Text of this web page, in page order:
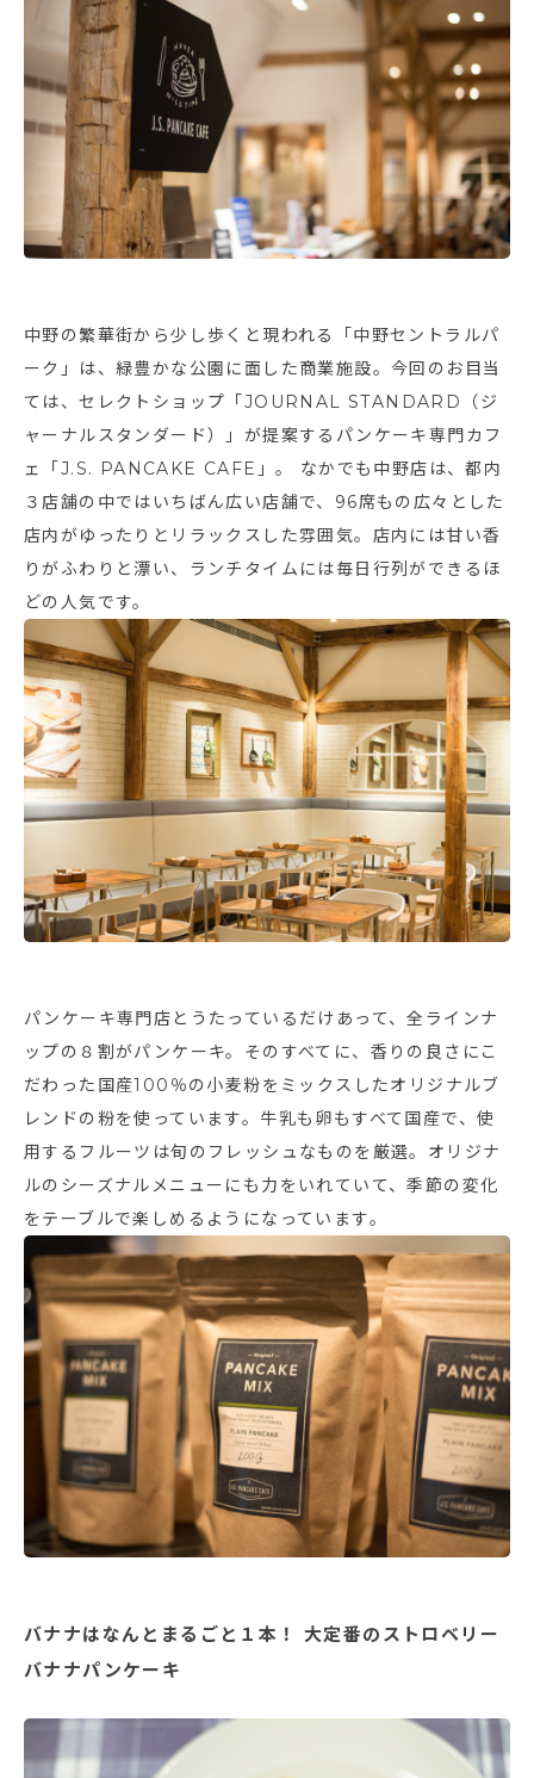
中野の繁華街から少し歩くと現われる「中野セントラルパ
ーク」は、緑豊かな公園に面した商業施設。今回のお目当
ては、セレクトショップ「JOURNAL STANDARD（ジ
ャーナルスタンダード）」が提案するパンケーキ専門カフ
ェ「J.S. PANCAKE CAFE」。 なかでも中野店は、都内
３店舗の中ではいちばん広い店舗で、96席もの広々とした
店内がゆったりとリラックスした雰囲気。店内には甘い香
りがふわりと漂い、ランチタイムには毎日行列ができるほ
どの人気です。
パンケーキ専門店とうたっているだけあって、全ラインナ
ップの８割がパンケーキ。そのすべてに、香りの良さにこ
だわった国産100％の小麦粉をミックスしたオリジナルブ
レンドの粉を使っています。牛乳も卵もすべて国産で、使
用するフルーツは旬のフレッシュなものを厳選。オリジナ
ルのシーズナルメニューにも力をいれていて、季節の変化
をテーブルで楽しめるようになっています。
バナナはなんとまるごと１本！ 大定番のストロベリー
バナナパンケーキ